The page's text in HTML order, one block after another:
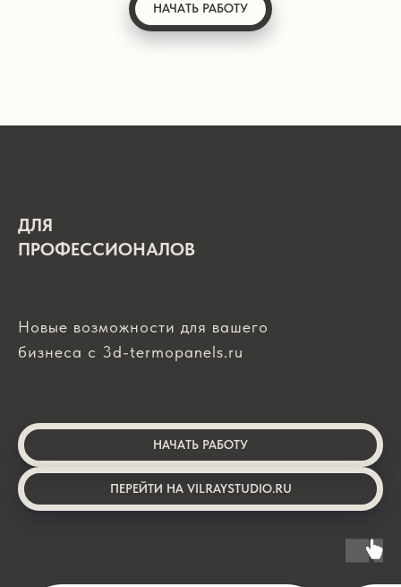
НАЧАТЬ РАБОТУ
ДЛЯ
ПРОФЕССИОНАЛОВ
Новые возможности для вашего
бизнеса с 3d-termopanels.ru
НАЧАТЬ РАБОТУ
ПЕРЕЙТИ НА VILRAYSTUDIO.RU